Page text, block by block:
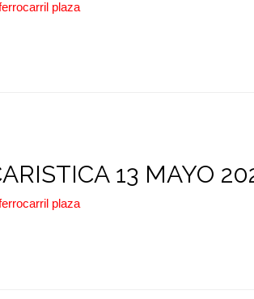
plaza
13 MAYO
plaza